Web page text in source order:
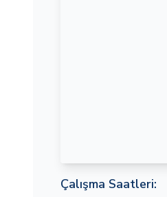
Çalışma Saatleri: